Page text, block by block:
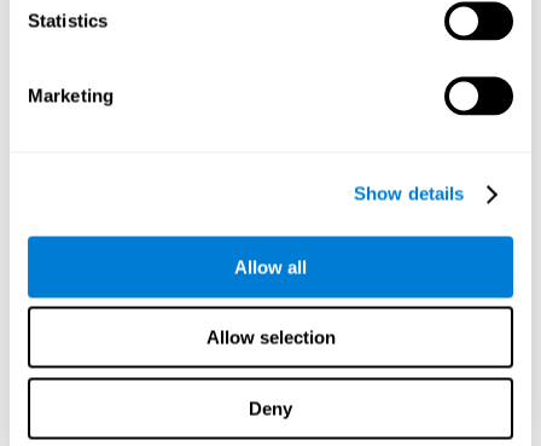
Statistics
Marketing
Show details
Allow all
Allow selection
Deny
تمارين عصبيّة-تعليميّة بسيطة مثبتة (يمكن بتدريبها من أي
كمبيوتر)، كما تسمح تثبيت علاعقة نتائجهم بالأداء المدرسيّ،
إنّ إكتشاف الأسس العصبيّة-النفسيّة أو الأعمال الإدراكيّة
الضعيفة أو القويّة ضروريّ لفهم وتقوية أداء الطلّاب المدرسيّ
إنّ كلّ أدوات التقييم العصبيّ-النفسيّ التي ستجدها في البرنامج
العصبيّ-التعليميّ لكوجنيفيت، هي مؤلّفة من أنشطة مثبتة
اختبار معرفي لفهم القراءة